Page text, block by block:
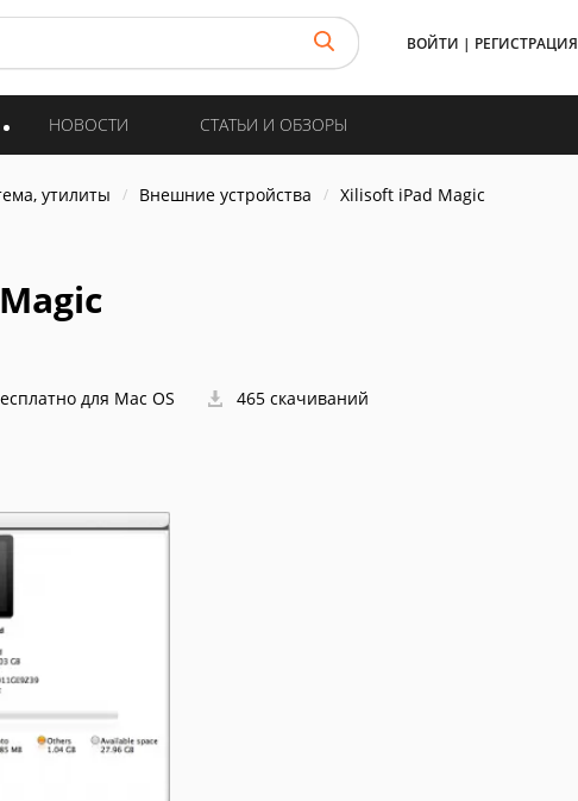
ВОЙТИ | РЕГИСТРАЦИЯ
НОВОСТИ СТАТЬИ И ОБЗОРЫ
утилиты Внешние устройства Xilisoft iPad Magic
для Mac OS 465 скачиваний